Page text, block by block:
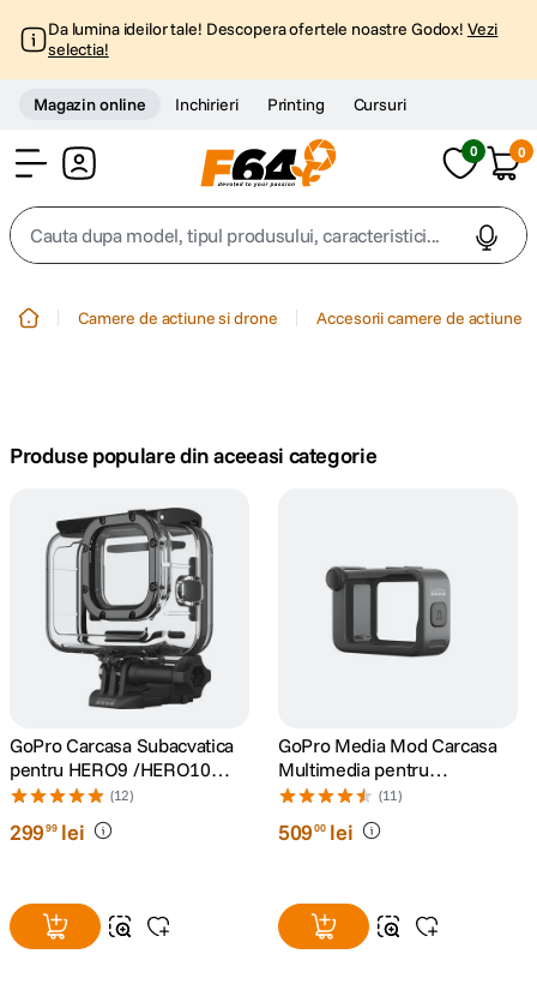
Da lumina ideilor tale! Descopera ofertele noastre Godox! Vezi
selectia!
Magazin online Inchirieri Printing Cursuri
0 0
Cauta dupa model, tipul produsului, caracteristici...
trepied telefon
4. peak design
canon sx740 hs
6. lavaliera
card memorie
8 ulanzi
9. insta 360
Camere de actiune si drone Accesorii camere de actiune
Produse populare din aceeasi categorie
GoPro Carcasa Subacvatica
pentru HERO9 /HERO10
/HERO11 Black/HERO12/
HERO13
(12)
29999 lei
GoPro Media Mod Carcasa
Multimedia pentru
HERO9/10/11/12/13 Black
(11)
50900 lei